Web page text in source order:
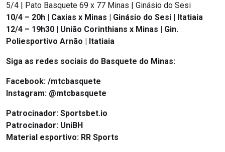
5/4 | Pato Basquete 69 x 77 Minas | Ginásio do Sesi
10/4 – 20h | Caxias x Minas | Ginásio do Sesi | Itatiaia
12/4 – 19h30 | União Corinthians x Minas | Gin.
Poliesportivo Arnão | Itatiaia
Siga as redes sociais do Basquete do Minas:
Facebook: /mtcbasquete
Instagram: @mtcbasquete
Patrocinador: Sportsbet.io
Patrocinador: UniBH
Material esportivo: RR Sports